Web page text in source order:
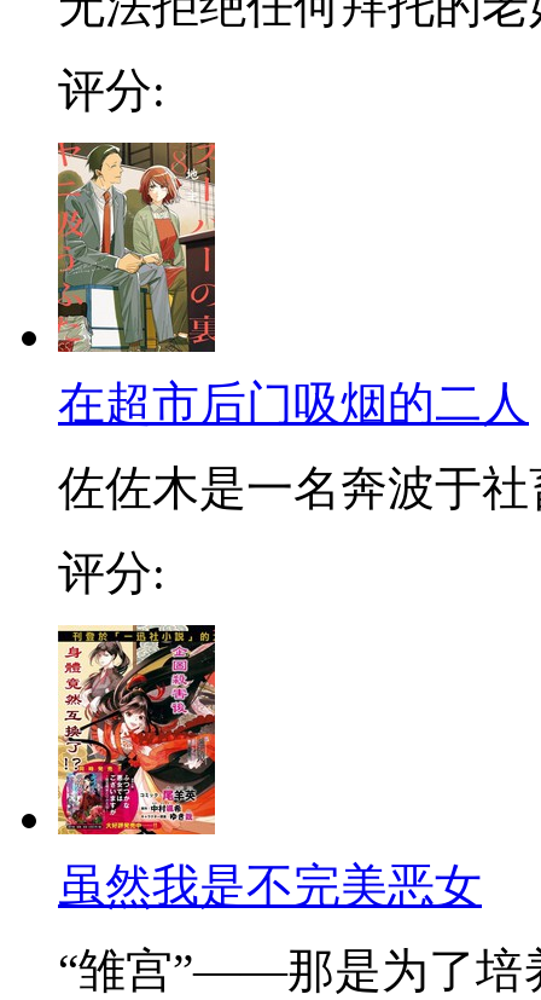
评分:
在超市后门吸烟的二人
佐佐木是一名奔波于社
评分:
虽然我是不完美恶女
“雏宫”——那是为了培